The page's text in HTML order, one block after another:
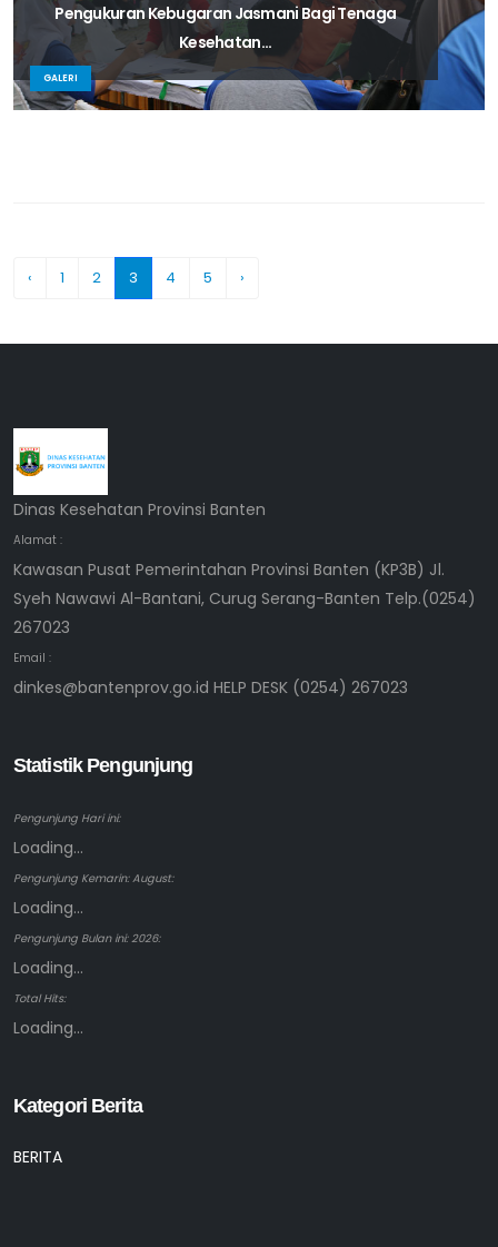
Pengukuran Kebugaran Jasmani Bagi Tenaga
Kesehatan...
GALERI
‹ 1 2 3 4 5 ›
Dinas Kesehatan Provinsi Banten
Alamat :
Kawasan Pusat Pemerintahan Provinsi Banten (KP3B) Jl.
Syeh Nawawi Al-Bantani, Curug Serang-Banten Telp.(0254)
267023
Email :
dinkes@bantenprov.go.id HELP DESK (0254) 267023
Statistik Pengunjung
Pengunjung Hari ini:
Loading...
Pengunjung Kemarin: August:
Loading...
Pengunjung Bulan ini: 2026:
Loading...
Total Hits:
Loading...
Kategori Berita
BERITA